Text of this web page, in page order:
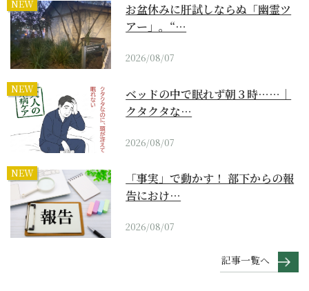
NEW
お盆休みに肝試しならぬ「幽霊ツ
アー」。“…
2026/08/07
NEW
ベッドの中で眠れず朝３時……｜
クタクタな…
2026/08/07
NEW
「事実」で動かす！ 部下からの報
告におけ…
2026/08/07
記事一覧へ